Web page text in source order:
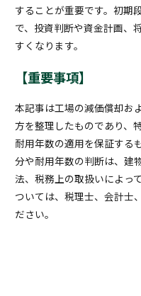
することが重要です。初期
で、投資判断や資金計画、
すくなります。
【重要事項】
本記事は工場の減価償却お
方を整理したものであり、
耐用年数の適用を保証する
分や耐用年数の判断は、建
法、税務上の取扱いによっ
ついては、税理士、会計士
ださい。